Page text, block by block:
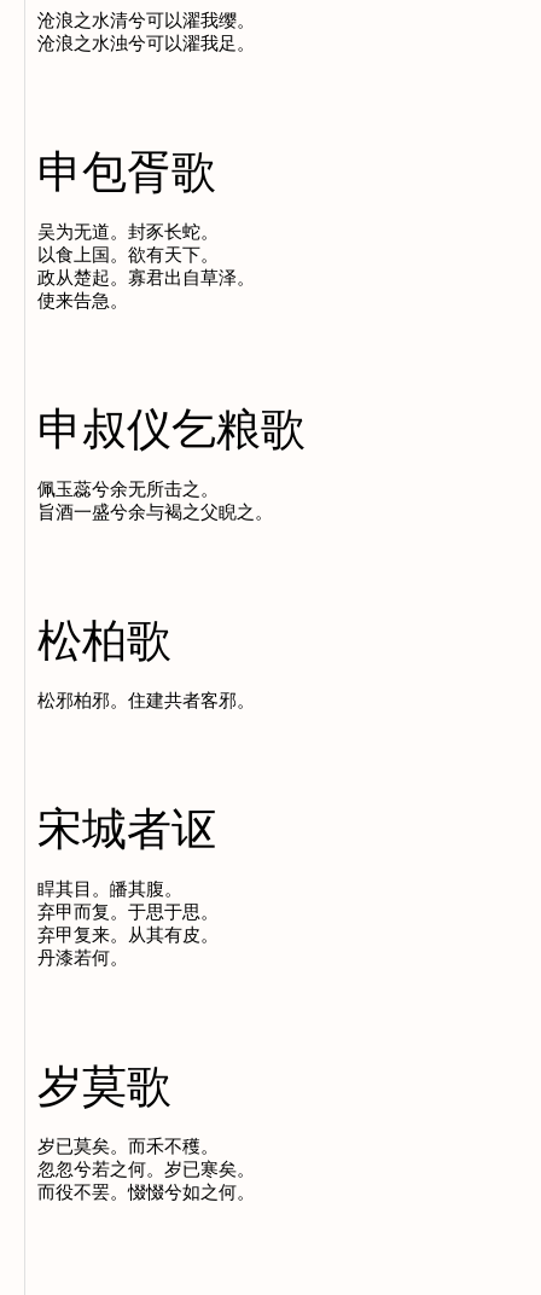
沧浪之水清兮可以濯我缨。
申包胥歌
吴为无道。封豕长蛇。
以食上国。欲有天下。
政从楚起。寡君出自草泽。
申叔仪乞粮歌
佩玉蕊兮余无所击之。
松柏歌
宋城者讴
睅其目。皤其腹。
弃甲而复。于思于思。
弃甲复来。从其有皮。
岁莫歌
岁已莫矣。而禾不穫。
忽忽兮若之何。岁已寒矣。